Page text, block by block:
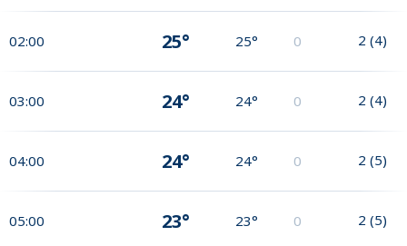
02:00 25° 25° 0 2 (4)
03:00 24° 24° 0 2 (4)
04:00 24° 24° 0 2 (5)
05:00 23° 23° 0 2 (5)